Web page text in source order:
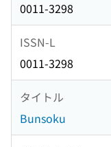
0011-3298
ISSN-L
0011-3298
タイトル
Bunsoku